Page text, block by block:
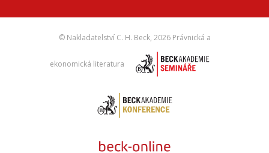
© Nakladatelství C. H. Beck, 2026 Právnická a
ekonomická literatura